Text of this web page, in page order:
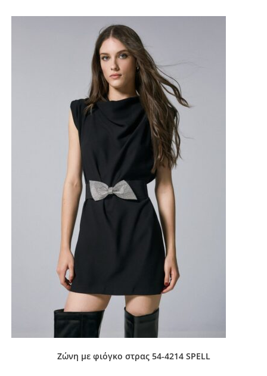
Ζώνη με φιόγκο στρας 54-4214 SPELL